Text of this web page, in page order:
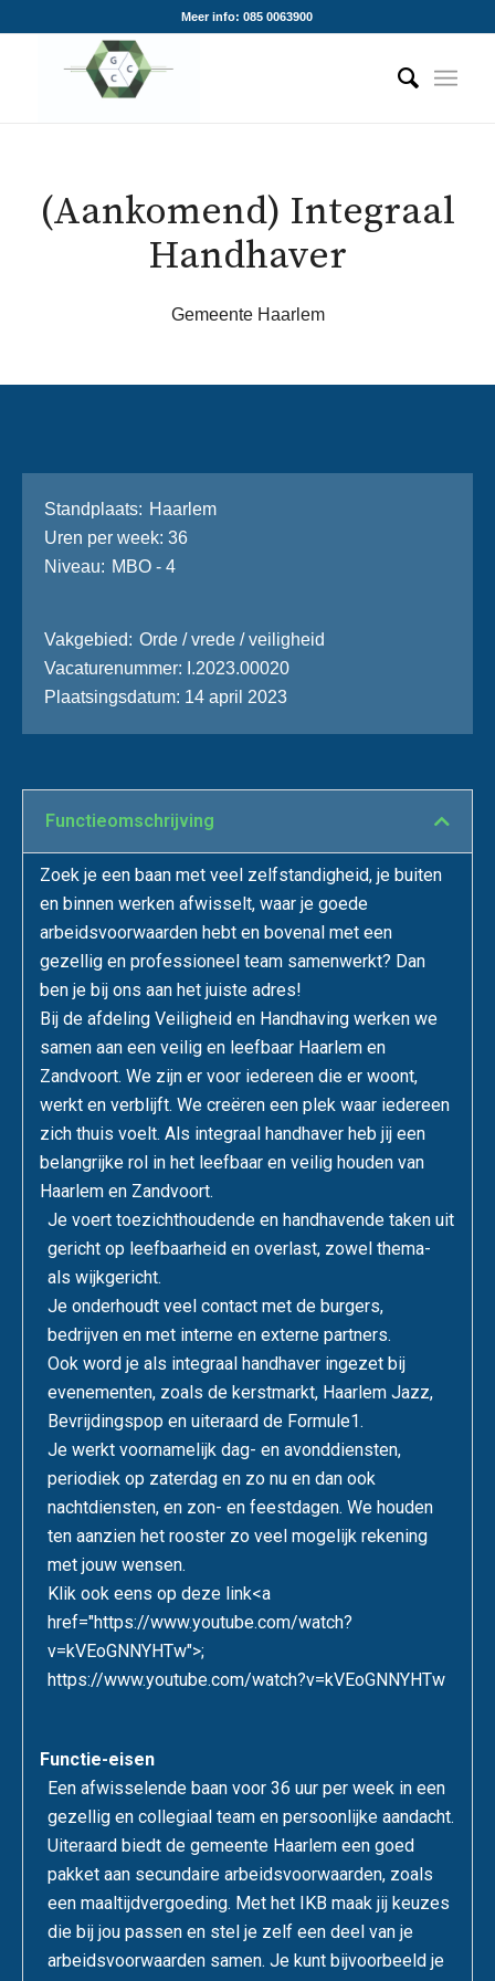
Meer info: 085 0063900
(Aankomend) Integraal
Handhaver
Gemeente Haarlem
Stand­plaats
Haarlem
Uren per week 36
Niveau
MBO - 4
Vakgebied
Orde / vrede / veiligheid
Vacaturenummer
I.2023.00020
Plaatsingsdatum 14 april 2023
Functie­omschrijving
Zoek je een baan met veel zelfstandigheid, je buiten
en binnen werken afwisselt, waar je goede
arbeidsvoorwaarden hebt en bovenal met een
gezellig en professioneel team samenwerkt? Dan
ben je bij ons aan het juiste adres!
Bij de afdeling Veiligheid en Handhaving werken we
samen aan een veilig en leefbaar Haarlem en
Zandvoort. We zijn er voor iedereen die er woont,
werkt en verblijft. We creëren een plek waar iedereen
zich thuis voelt. Als integraal handhaver heb jij een
belangrijke rol in het leefbaar en veilig houden van
Haarlem en Zandvoort.
Je voert toezichthoudende en handhavende taken uit
gericht op leefbaarheid en overlast, zowel thema-
als wijkgericht.
Je onderhoudt veel contact met de burgers,
bedrijven en met interne en externe partners.
Ook word je als integraal handhaver ingezet bij
evenementen, zoals de kerstmarkt, Haarlem Jazz,
Bevrijdingspop en uiteraard de Formule1.
Je werkt voornamelijk dag- en avonddiensten,
periodiek op zaterdag en zo nu en dan ook
nachtdiensten, en zon- en feestdagen. We houden
ten aanzien het rooster zo veel mogelijk rekening
met jouw wensen.
Klik ook eens op deze link<a
href="https://www.youtube.com/watch?
v=kVEoGNNYHTw">;
https://www.youtube.com/watch?v=kVEoGNNYHTw
Functie-eisen
Een afwisselende baan voor 36 uur per week in een
gezellig en collegiaal team en persoonlijke aandacht.
Uiteraard biedt de gemeente Haarlem een goed
pakket aan secundaire arbeidsvoorwaarden, zoals
een maaltijdvergoeding. Met het IKB maak jij keuzes
die bij jou passen en stel je zelf een deel van je
arbeidsvoorwaarden samen. Je kunt bijvoorbeeld je